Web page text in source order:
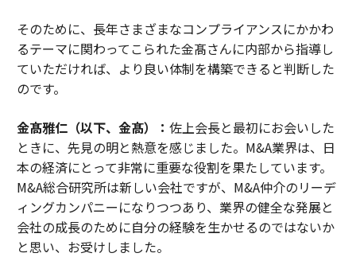
そのために、長年さまざまなコンプライアンスにかかわ
るテーマに関わってこられた金髙さんに内部から指導し
ていただければ、より良い体制を構築できると判断した
のです。
金髙雅仁（以下、金髙）： 佐上会長と最初にお会いした
ときに、先見の明と熱意を感じました。M&A業界は、日
本の経済にとって非常に重要な役割を果たしています。
M&A総合研究所は新しい会社ですが、M&A仲介のリーデ
ィングカンパニーになりつつあり、業界の健全な発展と
会社の成長のために自分の経験を生かせるのではないか
と思い、お受けしました。